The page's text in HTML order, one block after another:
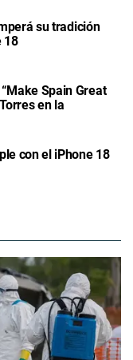
su tradición
18
Spain Great
en la
con el iPhone 18